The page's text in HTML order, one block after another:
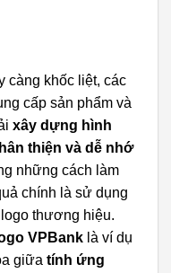
càng khốc liệt, các
cấp sản phẩm và
xây dựng hình
thiện và dễ nhớ
những cách làm
chính là sử dụng
thương hiệu.
VPBank là ví dụ
giữa tính ứng